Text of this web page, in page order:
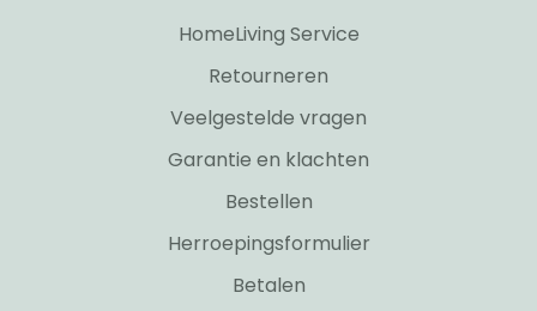
HomeLiving Service
Retourneren
Veelgestelde vragen
Garantie en klachten
Bestellen
Herroepingsformulier
Betalen